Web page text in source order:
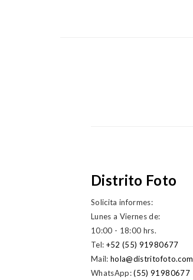
Distrito Foto
Solicita informes:
Lunes a Viernes de:
10:00 - 18:00 hrs.
Tel: +52 (55) 91980677
Mail: hola@distritofoto.com
WhatsApp:(55) 91980677